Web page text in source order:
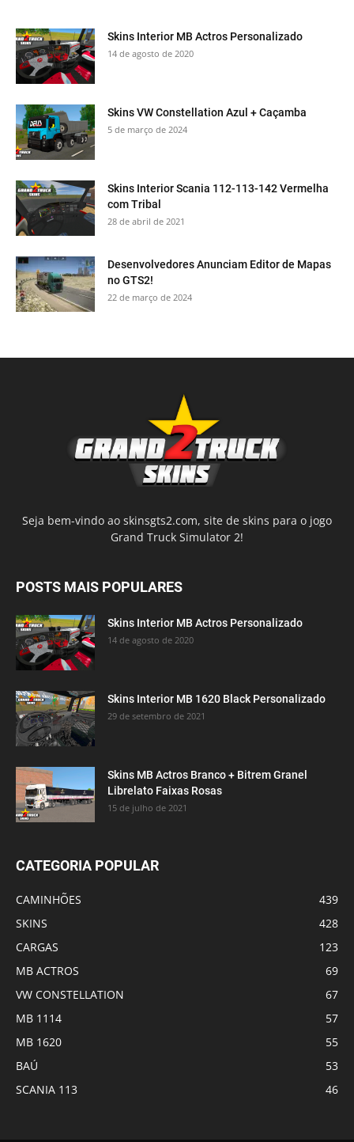
Skins Interior MB Actros Personalizado
14 de agosto de 2020
Skins VW Constellation Azul + Caçamba
5 de março de 2024
Skins Interior Scania 112-113-142 Vermelha
com Tribal
28 de abril de 2021
Desenvolvedores Anunciam Editor de Mapas
no GTS2!
22 de março de 2024
Seja bem-vindo ao skinsgts2.com, site de skins para o jogo
Grand Truck Simulator 2!
POSTS MAIS POPULARES
Skins Interior MB Actros Personalizado
14 de agosto de 2020
Skins Interior MB 1620 Black Personalizado
29 de setembro de 2021
Skins MB Actros Branco + Bitrem Granel
Librelato Faixas Rosas
15 de julho de 2021
CATEGORIA POPULAR
CAMINHÕES
439
SKINS
428
CARGAS
123
MB ACTROS
69
VW CONSTELLATION
67
MB 1114
57
MB 1620
55
BAÚ
53
SCANIA 113
46